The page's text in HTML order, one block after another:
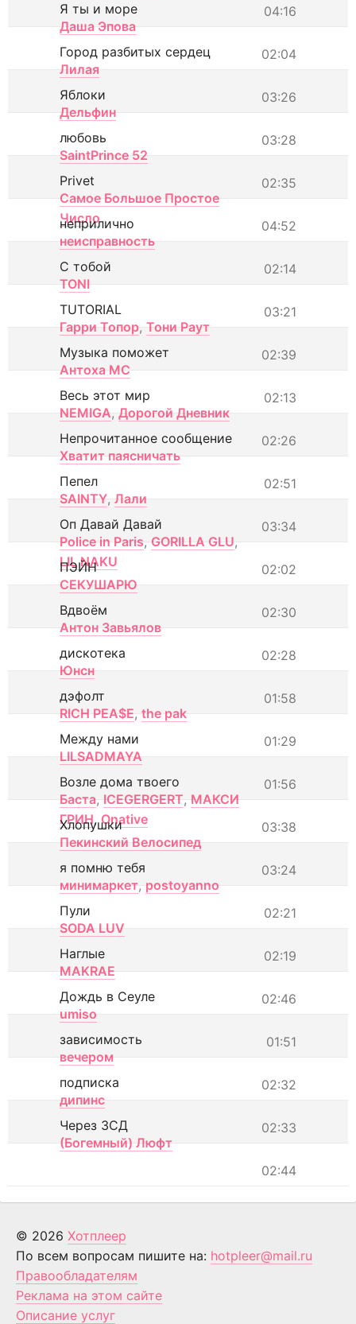
04:16
Я ты и море
Даша Эпова
02:04
Город разбитых сердец
Лилая
03:26
Яблоки
Дельфин
03:28
любовь
SaintPrince 52
02:35
Privet
Самое Большое Простое
Число
04:52
неприлично
неисправность
02:14
С тобой
TONI
03:21
TUTORIAL
Гарри Топор, Тони Раут
02:39
Музыка поможет
Антоха МС
02:13
Весь этот мир
NEMIGA, Дорогой Дневник
02:26
Непрочитанное сообщение
Хватит паясничать
02:51
Пепел
SAINTY, Лали
03:34
Оп Давай Давай
Police in Paris, GORILLA GLU,
LIL NAKU
02:02
ПЭЙН
СЕКУШАРЮ
02:30
Вдвоём
Антон Завьялов
02:28
дискотека
Юнсн
01:58
дэфолт
RICH PEA$E, the pak
01:29
Между нами
LILSADMAYA
01:56
Возле дома твоего
Баста, ICEGERGERT, МАКСИ
ГРИН, Onative 03:38
Хлопушки
Пекинский Велосипед
03:24
я помню тебя
минимаркет, postoyanno
02:21
Пули
SODA LUV
02:19
Наглые
MAKRAE
02:46
Дождь в Сеуле
umiso
01:51
зависимость
вечером
02:32
подписка
дипинс
02:33
Через ЗСД
(Богемный) Люфт
02:44
© 2026 Хотплеер
По всем вопросам пишите на: hotpleer@mail.ru
Правообладателям
Реклама на этом сайте
Описание услуг